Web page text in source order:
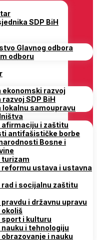
SDP BiH
Glavnog odbora
odboru
ekonomski razvoj
SDP BiH
lokalnu samoupravu
afirmaciju i zaštitu
antifašističke borbe
Bosne i
turizam
reformu ustava i ustavna
rad i socijalnu zaštitu
pravdu i državnu upravu
okoliš
sport i kulturu
nauku i tehnologiju
obrazovanje i nauku